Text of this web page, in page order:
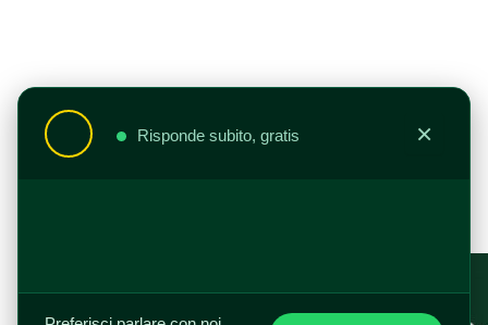
Risponde subito, gratis ×